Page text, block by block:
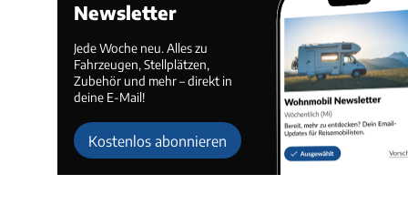
Newsletter
Jede Woche neu. Alles zu
Fahrzeugen, Stellplätzen,
Zubehör und mehr – direkt in
deine E-Mail!
Kostenlos abonnieren